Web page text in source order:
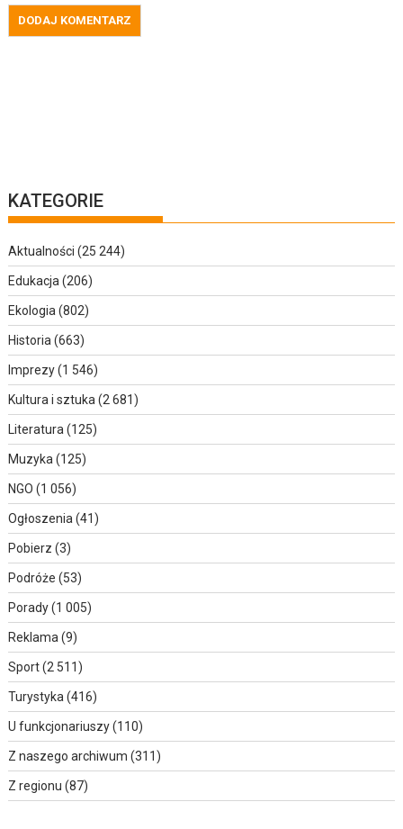
KATEGORIE
Aktualności (25 244)
Edukacja (206)
Ekologia (802)
Historia (663)
Imprezy(1 546)
Kultura i sztuka (2 681)
Literatura (125)
Muzyka (125)
NGO (1 056)
Ogłoszenia (41)
Pobierz (3)
Podróże (53)
Porady(1 005)
Reklama (9)
Sport(2 511)
Turystyka (416)
U funkcjonariuszy(110)
Z naszego archiwum (311)
Z regionu (87)